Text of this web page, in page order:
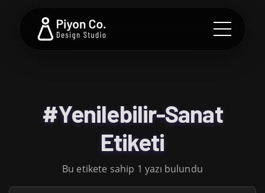
#Yenilebilir-Sanat
Etiketi
Bu etikete sahip 1 yazı bulundu